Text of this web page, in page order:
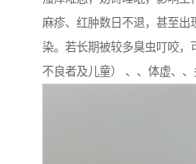
麻疹、红肿数日不退，甚至出
染。若长期被较多臭虫叮咬，
不良者及儿童） 、、体虚、、